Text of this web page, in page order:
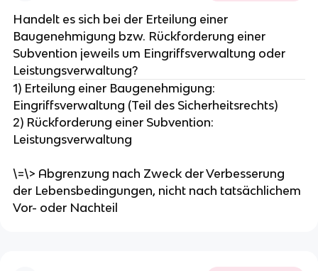
Handelt es sich bei der Erteilung einer
Baugenehmigung bzw. Rückforderung einer
Subvention jeweils um Eingriffsverwaltung oder
Leistungsverwaltung?
1) Erteilung einer Baugenehmigung:
Eingriffsverwaltung (Teil des Sicherheitsrechts)
2) Rückforderung einer Subvention:
Leistungsverwaltung
\=\> Abgrenzung nach Zweck der Verbesserung
der Lebensbedingungen, nicht nach tatsächlichem
Vor- oder Nachteil